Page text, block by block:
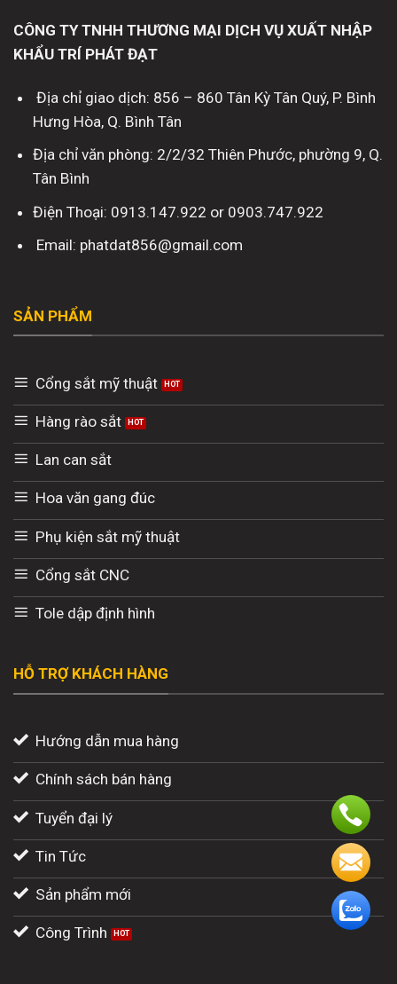
CÔNG TY TNHH THƯƠNG MẠI DỊCH VỤ XUẤT NHẬP
KHẨU TRÍ PHÁT ĐẠT
Địa chỉ giao dịch: 856 – 860 Tân Kỳ Tân Quý, P. Bình
Hưng Hòa, Q. Bình Tân
Địa chỉ văn phòng: 2/2/32 Thiên Phước, phường 9, Q.
Tân Bình
Điện Thoại: 0913.147.922 or 0903.747.922
Email: phatdat856@gmail.com
SẢN PHẨM
Cổng sắt mỹ thuật
Hàng rào sắt
Lan can sắt
Hoa văn gang đúc
Phụ kiện sắt mỹ thuật
Cổng sắt CNC
Tole dập định hình
HỖ TRỢ KHÁCH HÀNG
Hướng dẫn mua hàng
Chính sách bán hàng
Tuyển đại lý
Tin Tức
Sản phẩm mới
Công Trình